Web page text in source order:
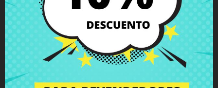
27,60 €
Pantalla LCD 14"
Original BOE